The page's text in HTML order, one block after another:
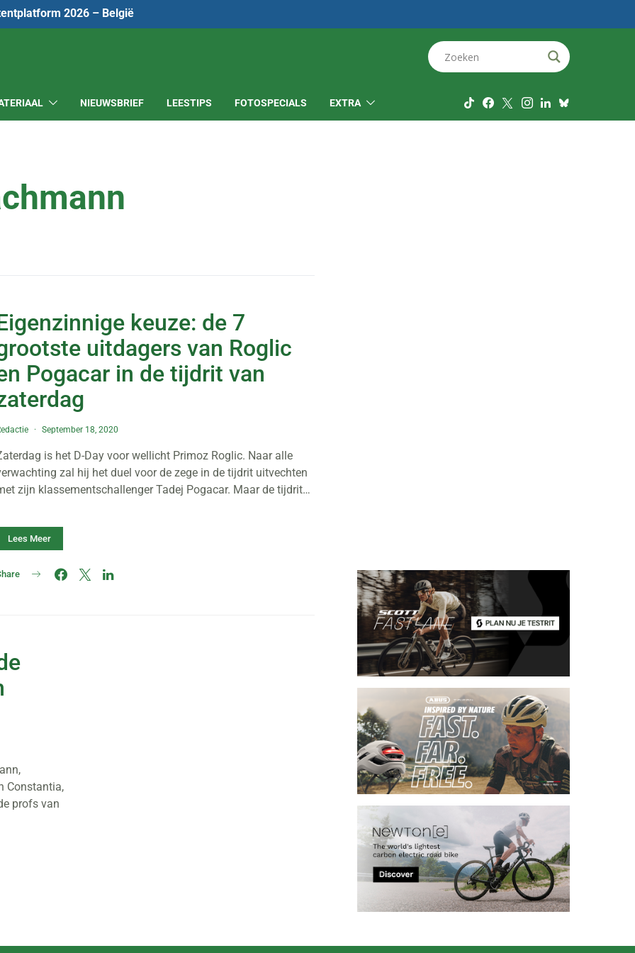
2026 – België
NIEUWSBRIEF LEESTIPS FOTOSPECIALS EXTRA
keuze: de 7
uitdagers van Roglic
Pogacar in de tijdrit van
September 18, 2020
is het D-Day voor wellicht Primoz Roglic. Naar alle
zal hij het duel voor de zege in de tijdrit uitvechten
zijn klassementschallenger Tadej Pogacar. Maar de tijdrit…
Lees Meer
Constantia,
profs van